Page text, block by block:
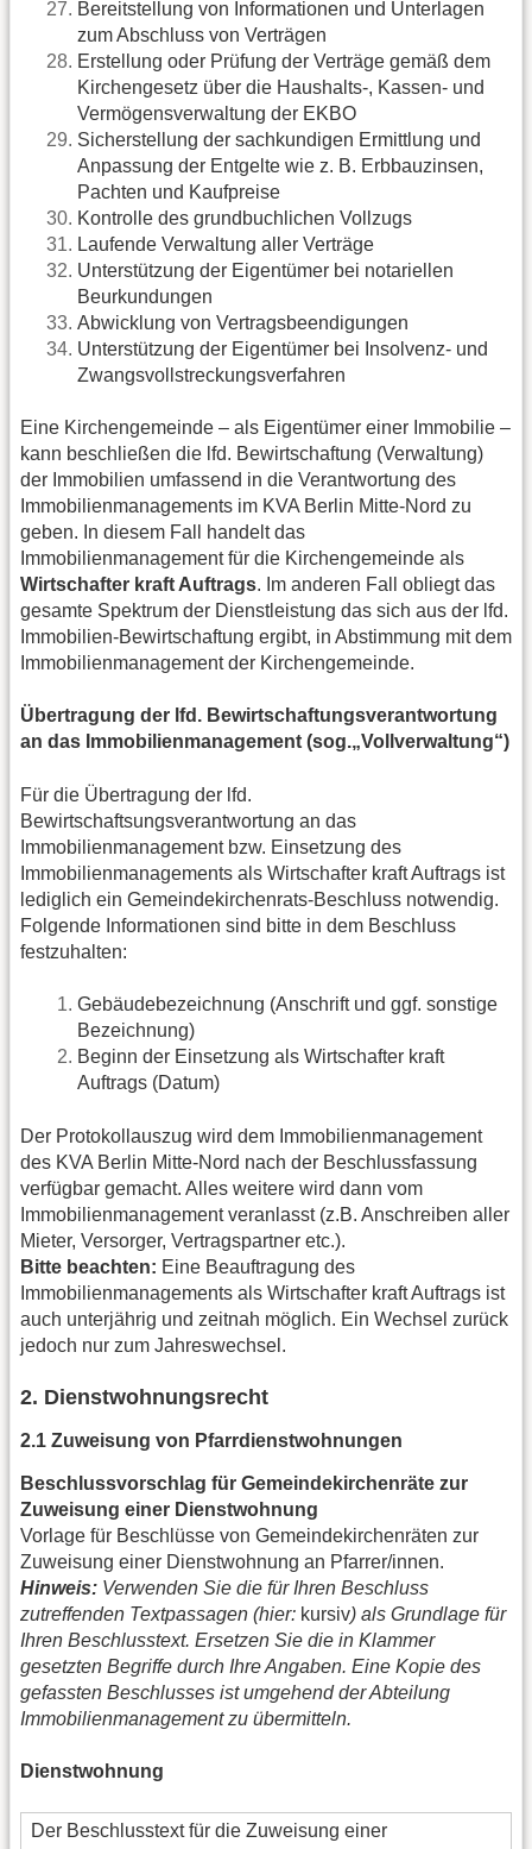
Bereitstellung von Informationen und Unterlagen
zum Abschluss von Verträgen
Erstellung oder Prüfung der Verträge gemäß dem
Kirchengesetz über die Haushalts-, Kassen- und
Vermögensverwaltung der EKBO
Sicherstellung der sachkundigen Ermittlung und
Anpassung der Entgelte wie z. B. Erbbauzinsen,
Pachten und Kaufpreise
Kontrolle des grundbuchlichen Vollzugs
Laufende Verwaltung aller Verträge
Unterstützung der Eigentümer bei notariellen
Beurkundungen
Abwicklung von Vertragsbeendigungen
Unterstützung der Eigentümer bei Insolvenz- und
Zwangsvollstreckungsverfahren
Eine Kirchengemeinde – als Eigentümer einer Immobilie –
kann beschließen die lfd. Bewirtschaftung (Verwaltung)
der Immobilien umfassend in die Verantwortung des
Immobilienmanagements im KVA Berlin Mitte-Nord zu
geben. In diesem Fall handelt das
Immobilienmanagement für die Kirchengemeinde als
Wirtschafter kraft Auftrags. Im anderen Fall obliegt das
gesamte Spektrum der Dienstleistung das sich aus der lfd.
Immobilien-Bewirtschaftung ergibt, in Abstimmung mit dem
Immobilienmanagement der Kirchengemeinde.
Übertragung der lfd. Bewirtschaftungsverantwortung
an das Immobilienmanagement (sog.„Vollverwaltung“)
Für die Übertragung der lfd.
Bewirtschaftsungsverantwortung an das
Immobilienmanagement bzw. Einsetzung des
Immobilienmanagements als Wirtschafter kraft Auftrags ist
lediglich ein Gemeindekirchenrats-Beschluss notwendig.
Folgende Informationen sind bitte in dem Beschluss
festzuhalten:
Gebäudebezeichnung (Anschrift und ggf. sonstige
Bezeichnung)
Beginn der Einsetzung als Wirtschafter kraft
Auftrags (Datum)
Der Protokollauszug wird dem Immobilienmanagement
des KVA Berlin Mitte-Nord nach der Beschlussfassung
verfügbar gemacht. Alles weitere wird dann vom
Immobilienmanagement veranlasst (z.B. Anschreiben aller
Mieter, Versorger, Vertragspartner etc.).
Bitte beachten: Eine Beauftragung des
Immobilienmanagements als Wirtschafter kraft Auftrags ist
auch unterjährig und zeitnah möglich. Ein Wechsel zurück
jedoch nur zum Jahreswechsel.
2. Dienstwohnungsrecht
2.1 Zuweisung von Pfarrdienstwohnungen
Beschlussvorschlag für Gemeindekirchenräte zur
Zuweisung einer Dienstwohnung
Vorlage für Beschlüsse von Gemeindekirchenräten zur
Zuweisung einer Dienstwohnung an Pfarrer/innen.
Hinweis: Verwenden Sie die für Ihren Beschluss
zutreffenden Textpassagen (hier: kursiv) als Grundlage für
Ihren Beschlusstext. Ersetzen Sie die in Klammer
gesetzten Begriffe durch Ihre Angaben. Eine Kopie des
gefassten Beschlusses ist umgehend der Abteilung
Immobilienmanagement zu übermitteln.
Dienstwohnung
Der Beschlusstext für die Zuweisung einer